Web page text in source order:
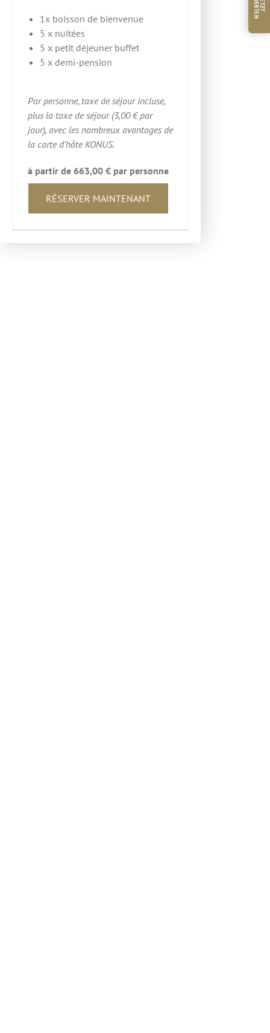
1x boisson de bienvenue
5 x nuitées
5 x petit déjeuner buffet
5 x demi-pension
Par personne, taxe de séjour incluse,
plus la taxe de séjour (3,00 € par
jour), avec les nombreux avantages de
la carte d’hôte KONUS.
à partir de 663,00 € par personne
RÉSERVER MAINTENANT
J
E
T
Z
T
E
W
E
R
T
E